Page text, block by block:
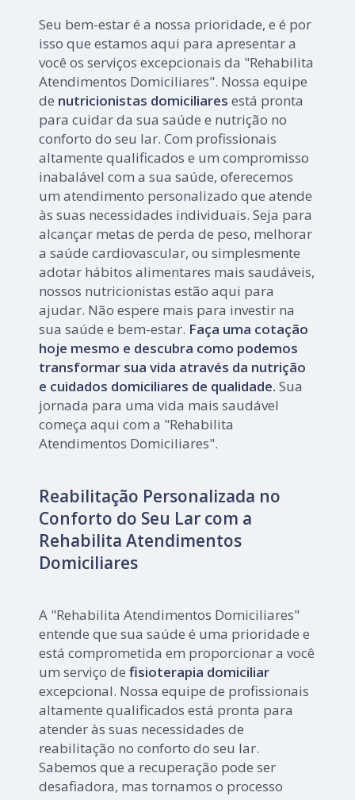
Seu bem-estar é a nossa prioridade, e é por
isso que estamos aqui para apresentar a
você os serviços excepcionais da "Rehabilita
Atendimentos Domiciliares". Nossa equipe
de nutricionistas domiciliares está pronta
para cuidar da sua saúde e nutrição no
conforto do seu lar. Com profissionais
altamente qualificados e um compromisso
inabalável com a sua saúde, oferecemos
um atendimento personalizado que atende
às suas necessidades individuais. Seja para
alcançar metas de perda de peso, melhorar
a saúde cardiovascular, ou simplesmente
adotar hábitos alimentares mais saudáveis,
nossos nutricionistas estão aqui para
ajudar. Não espere mais para investir na
sua saúde e bem-estar. Faça uma cotação
hoje mesmo e descubra como podemos
transformar sua vida através da nutrição
e cuidados domiciliares de qualidade. Sua
jornada para uma vida mais saudável
começa aqui com a "Rehabilita
Atendimentos Domiciliares".
Reabilitação Personalizada no
Conforto do Seu Lar com a
Rehabilita Atendimentos
Domiciliares
A "Rehabilita Atendimentos Domiciliares"
entende que sua saúde é uma prioridade e
está comprometida em proporcionar a você
um serviço defisioterapia domiciliar
excepcional. Nossa equipe de profissionais
altamente qualificados está pronta para
atender às suas necessidades de
reabilitação no conforto do seu lar.
Sabemos que a recuperação pode ser
desafiadora, mas tornamos o processo